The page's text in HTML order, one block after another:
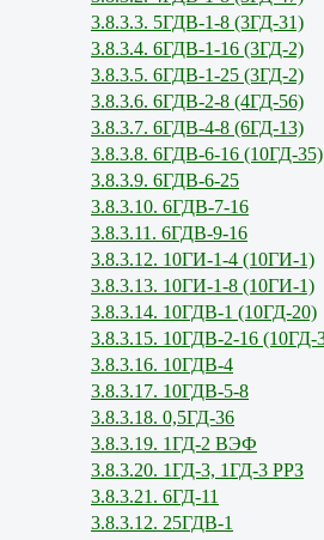
3.8.3.3. 5ГДВ-1-8 (3ГД-31)
3.8.3.4. 6ГДВ-1-16 (3ГД-2)
3.8.3.5. 6ГДВ-1-25 (3ГД-2)
3.8.3.6. 6ГДВ-2-8 (4ГД-56)
3.8.3.7. 6ГДВ-4-8 (6ГД-13)
3.8.3.8. 6ГДВ-6-16 (10ГД-35)
3.8.3.9. 6ГДВ-6-25
3.8.3.10. 6ГДВ-7-16
3.8.3.11. 6ГДВ-9-16
3.8.3.12. 10ГИ-1-4 (10ГИ-1)
3.8.3.13. 10ГИ-1-8 (10ГИ-1)
3.8.3.14. 10ГДВ-1 (10ГД-20)
3.8.3.15. 10ГДВ-2-16 (10ГД-
3.8.3.16. 10ГДВ-4
3.8.3.17. 10ГДВ-5-8
3.8.3.18. 0,5ГД-36
3.8.3.19. 1ГД-2 ВЭФ
3.8.3.20. 1ГД-3, 1ГД-3 РРЗ
3.8.3.21. 6ГД-11
3.8.3.12. 25ГДВ-1